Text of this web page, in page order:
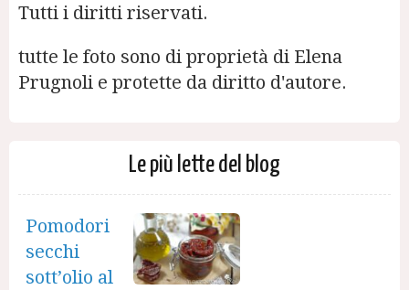
Tutti i diritti riservati.
tutte le foto sono di proprietà di Elena
Prugnoli e protette da diritto d'autore.
Le più lette del blog
Pomodori
secchi
sott’olio al